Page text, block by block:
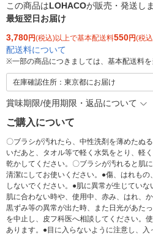
この商品はLOHACOが販売・発送しま
最短翌日お届け
3,780円(税込)以上で基本配送料550円(税
配送料について
※一部の商品につきましては、基本配送料を
在庫確認住所：東京都にお届け
賞味期限/使用期限・返品について
ご購入について
〇ブラシが汚れたら、中性洗剤を薄めたぬ
いだあと、タオル等で軽く水気をとり、軽
乾かしてください。〇ブラシが汚れると肌
清潔にしてお使いください。●傷、はれも
しないでください。●肌に異常が生じていな
肌に合わない時や、使用中、赤み、はれ、
黒ずみ等の異常が出た時、また日光があた
を中止し、皮フ科医へ相談してください。
あります。●目に入らないように注意し、入